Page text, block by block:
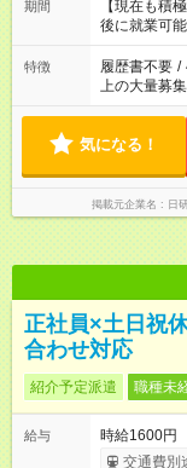
「できれば
ね。 ※Wワーク希望の方へ 今ご覧のお仕事で希望する勤務時間
と、もう1つ
合は応募で
期間
【現在も積
後に就業可能
特徴 履歴書不要 /
上の大量募集
気になる！
掲載元企業名 日
正社員×土日祝
合わせ対応
紹介予定派遣 職種未
給与
時給1600円
交通費別